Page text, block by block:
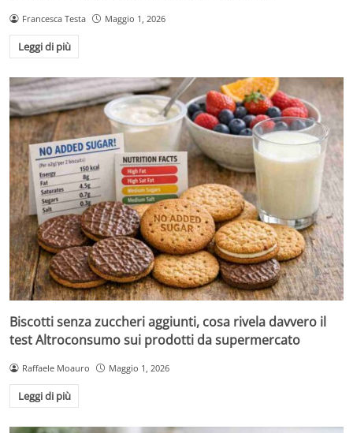
Francesca Testa Maggio 1, 2026
Leggi di più
Biscotti senza zuccheri aggiunti, cosa rivela davvero il
test Altroconsumo sui prodotti da supermercato
Raffaele Moauro Maggio 1, 2026
Leggi di più